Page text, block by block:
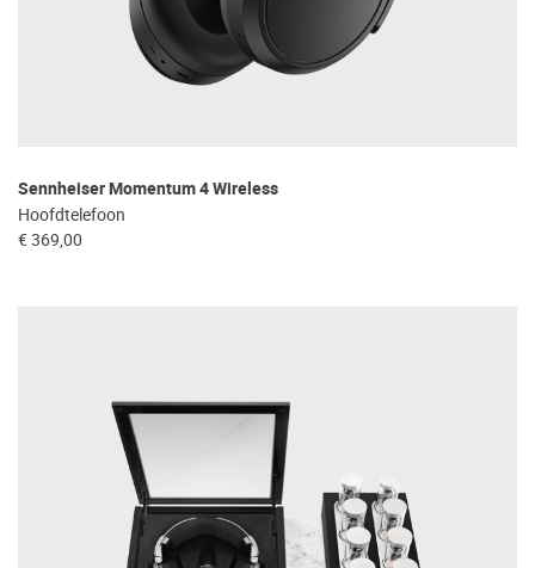
Sennheiser Momentum 4 Wireless
Hoofdtelefoon
€ 369,00